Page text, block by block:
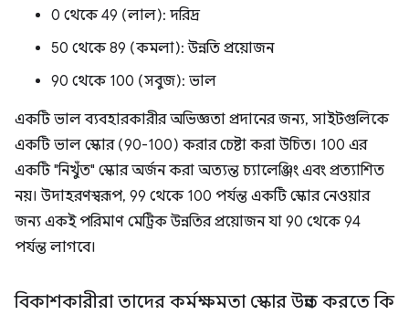
0 থেকে 49 (লাল): দরিদ্র
50 থেকে 89 (কমলা): উন্নতি প্রয়োজন
90 থেকে 100 (সবুজ): ভাল
একটি ভাল ব্যবহারকারীর অভিজ্ঞতা প্রদানের জন্য, সাইটগুলিকে
একটি ভাল স্কোর (90-100) করার চেষ্টা করা উচিত। 100 এর
একটি "নিখুঁত" স্কোর অর্জন করা অত্যন্ত চ্যালেঞ্জিং এবং প্রত্যাশিত
নয়। উদাহরণস্বরূপ, 99 থেকে 100 পর্যন্ত একটি স্কোর নেওয়ার
জন্য একই পরিমাণ মেট্রিক উন্নতির প্রয়োজন যা 90 থেকে 94
পর্যন্ত লাগবে।
বিকাশকারীরা তাদের কর্মক্ষমতা স্কোর উন্নত করতে কি